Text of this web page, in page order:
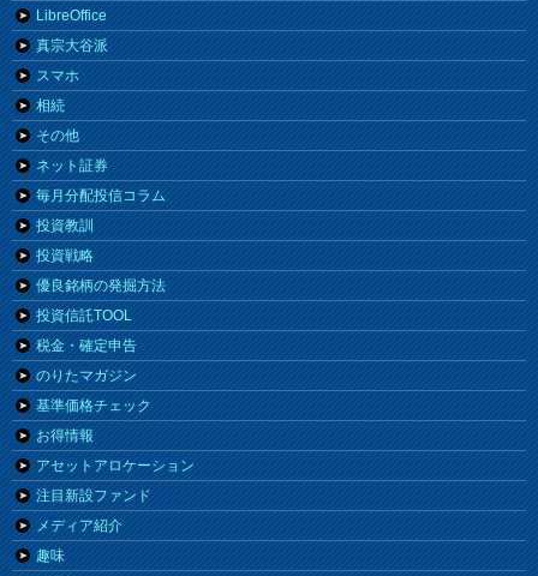
LibreOffice
真宗大谷派
スマホ
相続
その他
ネット証券
毎月分配投信コラム
投資教訓
投資戦略
優良銘柄の発掘方法
投資信託TOOL
税金・確定申告
のりたマガジン
基準価格チェック
お得情報
アセットアロケーション
注目新設ファンド
メディア紹介
趣味